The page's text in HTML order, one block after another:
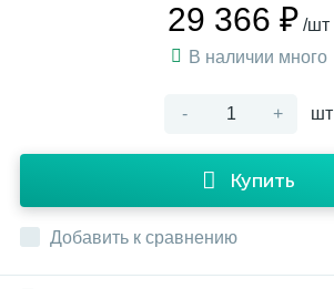
29 366 ₽ /шт
В наличии много
- + шт
Купить
Добавить к сравнению